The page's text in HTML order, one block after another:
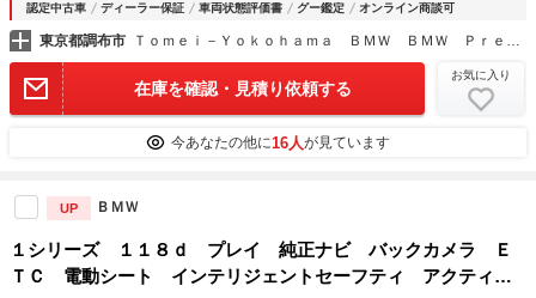
認定中古車 ディーラー保証 車両状態評価書 グー鑑定 オンライン商談可
東京都調布市 Ｔｏｍｅｉ－Ｙｏｋｏｈａｍａ ＢＭＷ ＢＭＷ Ｐｒｅｍｉｕｍ Ｓｅｌｅｃｔｉｏｎ 調布
在庫を確認・見積り依頼する
お気に入り
今あなたの他に16人が見ています
UP ＢＭＷ
１シリーズ １１８ｄ プレイ 純正ナビ バックカメラ Ｅ
ＴＣ 電動シート インテリジェントセーフティ アクティブ